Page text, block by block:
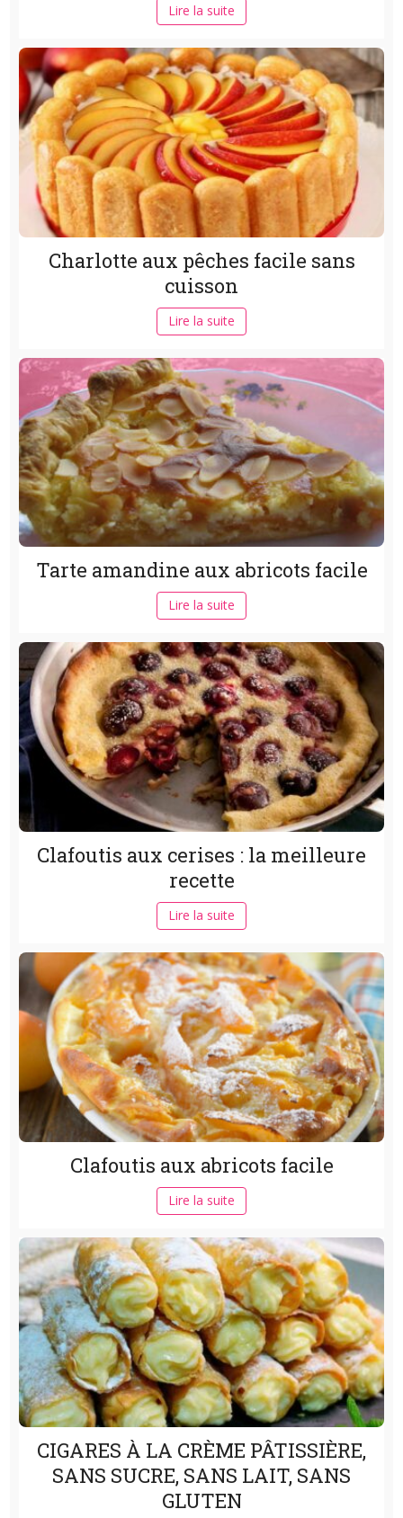
Lire la suite
Charlotte aux pêches facile sans
cuisson
Lire la suite
Tarte amandine aux abricots facile
Lire la suite
Clafoutis aux cerises : la meilleure
recette
Lire la suite
Clafoutis aux abricots facile
Lire la suite
CIGARES À LA CRÈME PÂTISSIÈRE,
SANS SUCRE, SANS LAIT, SANS
GLUTEN